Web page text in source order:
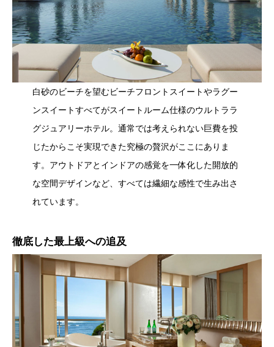
白砂のビーチを望むビーチフロントスイートやラグー
ンスイートすべてがスイートルーム仕様のウルトララ
グジュアリーホテル。通常では考えられない巨費を投
じたからこそ実現できた究極の贅沢がここにありま
す。アウトドアとインドアの感覚を一体化した開放的
な空間デザインなど、すべては繊細な感性で生み出さ
れています。
徹底した最上級への追及